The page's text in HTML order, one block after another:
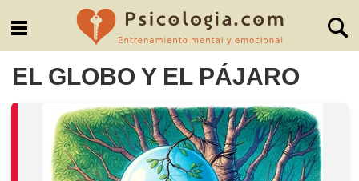
EL GLOBO Y EL PÁJARO